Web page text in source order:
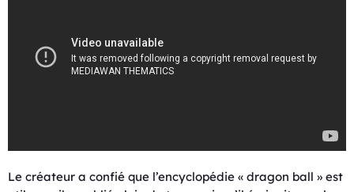
Le créateur a confié que l’encyclopédie « dragon ball » est